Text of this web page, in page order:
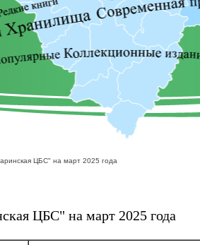
ЦБС" на март 2025 года
ЦБС" на март 2025 года